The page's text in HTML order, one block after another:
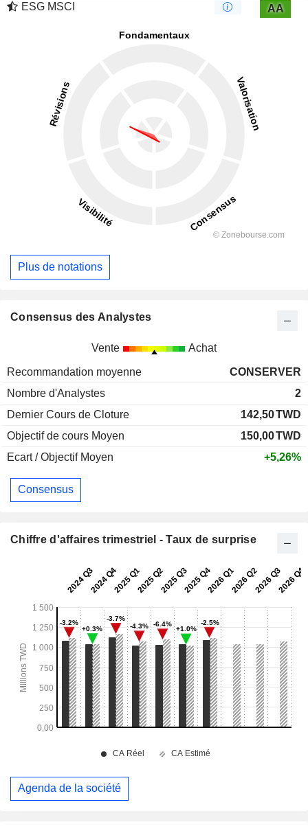
ESG MSCI
AA
Plus de notations
Consensus des Analystes
Vente Achat
Recommandation moyenne
CONSERVER
Nombre d'Analystes
2
Dernier Cours de Cloture
142,50TWD
Objectif de cours Moyen
150,00TWD
Ecart / Objectif Moyen
+5,26%
Consensus
Chiffre d'affaires trimestriel - Taux de surprise
Agenda de la société